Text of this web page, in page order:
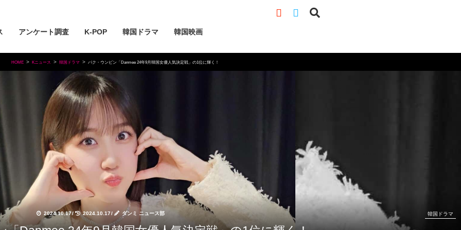
アンケート調査 K-POP 韓国ドラマ 韓国映画
HOME Kニュース 韓国ドラマ パク・ウンビン「Danmee 24年9月韓国女優人気決定戦」の1位に輝く！
2024.10.17/ 2024.10.17/ ダンミ ニュース部 韓国ドラマ